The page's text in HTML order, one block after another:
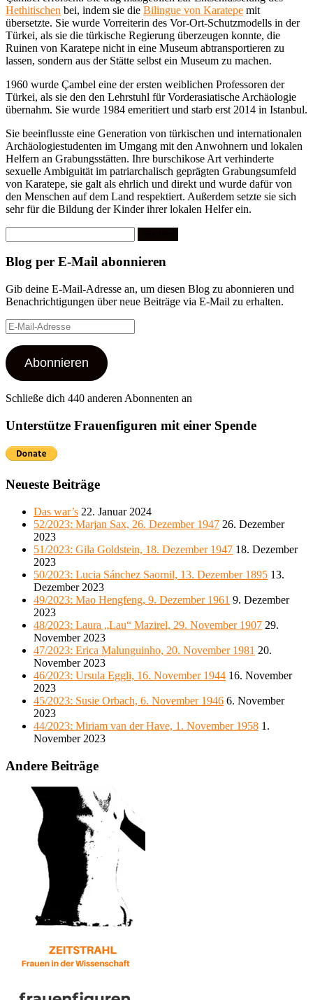
Hethitischen bei, indem sie die Bilingue von Karatepe mit
übersetzte. Sie wurde Vorreiterin des Vor-Ort-Schutzmodells in der
Türkei, als sie die türkische Regierung überzeugen konnte, die
Ruinen von Karatepe nicht in eine Museum abtransportieren zu
lassen, sondern aus der Stätte selbst ein Museum zu machen.
1960 wurde Çambel eine der ersten weiblichen Professoren der
Türkei, als sie den den Lehrstuhl für Vorderasiatische Archäologie
übernahm. Sie wurde 1984 emeritiert und starb erst 2014 in Istanbul.
Sie beeinflusste eine Generation von türkischen und internationalen
Archäologiestudenten im Umgang mit den Anwohnern und lokalen
Helfern an Grabungsstätten. Ihre burschikose Art verhinderte
sexuelle Ambiguität im patriarchalisch geprägten Grabungsumfeld
von Karatepe, sie galt als ehrlich und direkt und wurde dafür von
den Menschen auf dem Land respektiert. Außerdem setzte sie sich
sehr für die Bildung der Kinder ihrer lokalen Helfer ein.
nach:
Blog per E-Mail abonnieren
Gib deine E-Mail-Adresse an, um diesen Blog zu abonnieren und
Benachrichtigungen über neue Beiträge via E-Mail zu erhalten.
E-
Mail-
Adresse
Abonnieren
Schließe dich 440 anderen Abonnenten an
Unterstütze Frauenfiguren mit einer Spende
Neueste Beiträge
Das war’s 22. Januar 2024
52/2023: Marjan Sax, 26. Dezember 1947 26. Dezember
2023
51/2023: Gila Goldstein, 18. Dezember 1947 18. Dezember
2023
50/2023: Lucia Sánchez Saornil, 13. Dezember 1895 13.
Dezember 2023
49/2023: Mao Hengfeng, 9. Dezember 1961 9. Dezember
2023
48/2023: Laura „Lau“ Mazirel, 29. November 1907 29.
November 2023
47/2023: Erica Malunguinho, 20. November 1981 20.
November 2023
46/2023: Ursula Eggli, 16. November 1944 16. November
2023
45/2023: Susie Orbach, 6. November 1946 6. November
2023
44/2023: Miriam van der Have, 1. November 1958 1.
November 2023
Andere Beiträge